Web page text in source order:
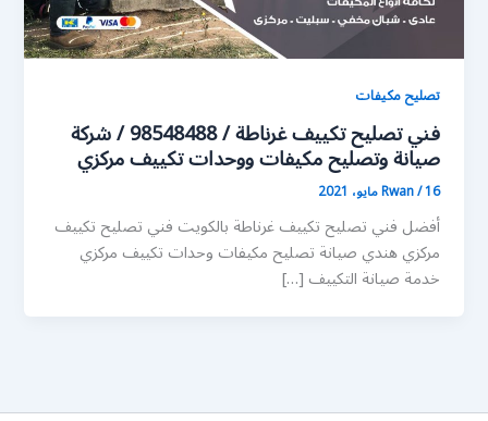
تصليح مكيفات
فني تصليح تكييف غرناطة / 98548488 / شركة
صيانة وتصليح مكيفات ووحدات تكييف مركزي
Rwan/16 مايو، 2021
أفضل فني تصليح تكييف غرناطة بالكويت فني تصليح تكييف
مركزي هندي صيانة تصليح مكيفات وحدات تكييف مركزي
خدمة صيانة التكييف […]